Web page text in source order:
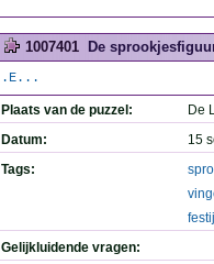
1007401 De
.E...
Plaats van de puzzel:
De
Datum:
15
Tags:
Gelijkluidende vragen: